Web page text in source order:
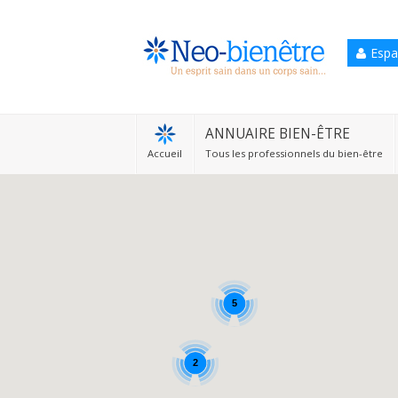
Accueil
ANNUAIRE BIEN-ÊTRE
Tous les professionnels du bien-être
5
2